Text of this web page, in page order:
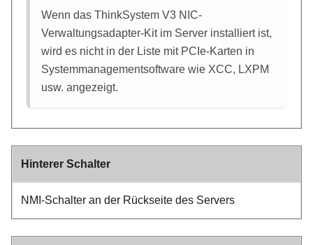
Wenn das ThinkSystem V3 NIC-
Verwaltungsadapter-Kit im Server installiert ist,
wird es nicht in der Liste mit PCIe-Karten in
Systemmanagementsoftware wie XCC, LXPM
usw. angezeigt.
Hinterer Schalter
NMI-Schalter an der Rückseite des Servers